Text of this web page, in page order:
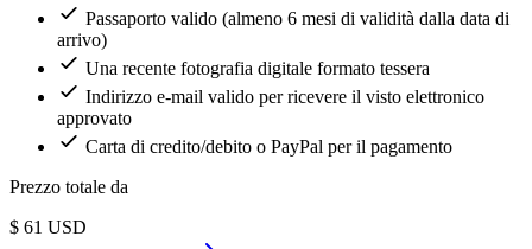
Passaporto valido (almeno 6 mesi di validità dalla data di
arrivo)
Una recente fotografia digitale formato tessera
Indirizzo e-mail valido per ricevere il visto elettronico
approvato
Carta di credito/debito o PayPal per il pagamento
Prezzo totale da
$ 61 USD